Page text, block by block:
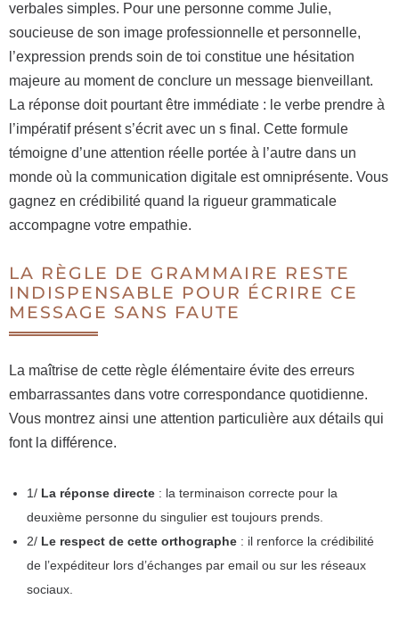
verbales simples. Pour une personne comme Julie,
soucieuse de son image professionnelle et personnelle,
l’expression prends soin de toi constitue une hésitation
majeure au moment de conclure un message bienveillant.
La réponse doit pourtant être immédiate : le verbe prendre à
l’impératif présent s’écrit avec un s final. Cette formule
témoigne d’une attention réelle portée à l’autre dans un
monde où la communication digitale est omniprésente. Vous
gagnez en crédibilité quand la rigueur grammaticale
accompagne votre empathie.
LA RÈGLE DE GRAMMAIRE RESTE
INDISPENSABLE POUR ÉCRIRE CE
MESSAGE SANS FAUTE
La maîtrise de cette règle élémentaire évite des erreurs
embarrassantes dans votre correspondance quotidienne.
Vous montrez ainsi une attention particulière aux détails qui
font la différence.
1/ La réponse directe : la terminaison correcte pour la
deuxième personne du singulier est toujours prends.
2/ Le respect de cette orthographe : il renforce la crédibilité
de l’expéditeur lors d’échanges par email ou sur les réseaux
sociaux.